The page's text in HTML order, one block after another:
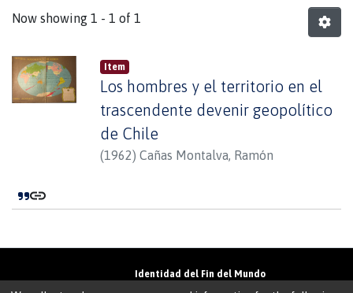
Now showing 1 - 1 of 1
Item
Los hombres y el territorio en el
trascendente devenir geopolítico
de Chile
(1962) Cañas Montalva, Ramón
Identidad del Fin del Mundo